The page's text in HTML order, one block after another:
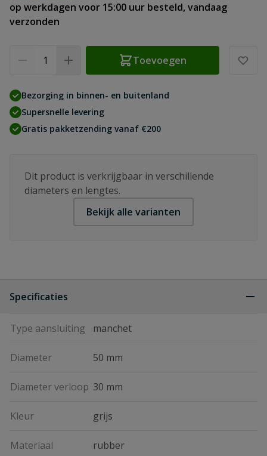
op werkdagen voor 15:00 uur besteld, vandaag
verzonden
Toevoegen
Bezorging in binnen- en buitenland
Supersnelle levering
Gratis pakketzending vanaf €200
Dit product is verkrijgbaar in verschillende
diameters en lengtes.
Bekijk alle varianten
Specificaties
Type aansluiting manchet
Diameter 50 mm
Diameter verloop 30 mm
Kleur grijs
Materiaal rubber